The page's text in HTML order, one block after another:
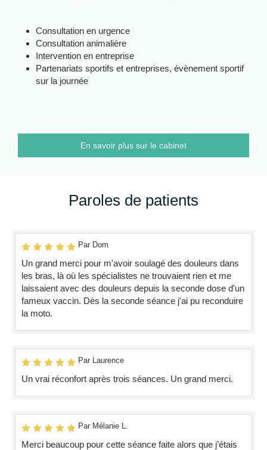
Consultation en urgence
Consultation animalière
Intervention en entreprise
Partenariats sportifs et entreprises, évènement sportif
sur la journée
En savoir plus sur le cabinet
Paroles de patients
Par Dom
Un grand merci pour m'avoir soulagé des douleurs dans
les bras, là où les spécialistes ne trouvaient rien et me
laissaient avec des douleurs depuis la seconde dose d'un
fameux vaccin. Dès la seconde séance j'ai pu reconduire
la moto.
Par Laurence
Un vrai réconfort après trois séances. Un grand merci.
Par Mélanie L.
Merci beaucoup pour cette séance faite alors que j’étais